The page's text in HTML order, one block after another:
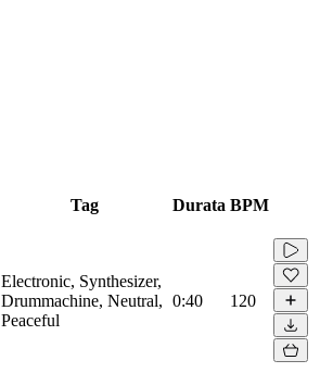
Tag Durata BPM
Electronic, Synthesizer,
Drummachine, Neutral,
Peaceful
0:40 120